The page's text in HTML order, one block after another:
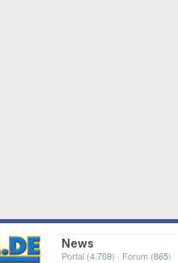
News
Portal (4.709) · Forum (865)